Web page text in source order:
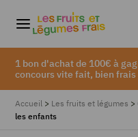
1 bon d'achat de 100€ à
concours vite fait, bien frais
Accueil > Les fruits et légumes >
les enfants